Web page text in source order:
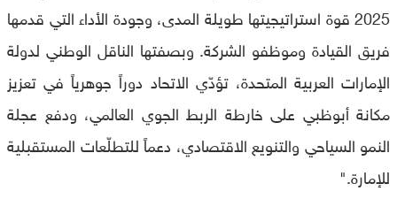
2025 قوة استراتيجيتها طويلة المدى، وجودة الأداء التي قدمها
فريق القيادة وموظفو الشركة. وبصفتها الناقل الوطني لدولة
الإمارات العربية المتحدة، تؤدّي الاتحاد دوراً جوهرياً في تعزيز
مكانة أبوظبي على خارطة الربط الجوي العالمي، ودفع عجلة
النمو السياحي والتنويع الاقتصادي، دعماً للتطلّعات المستقبلية
للإمارة."